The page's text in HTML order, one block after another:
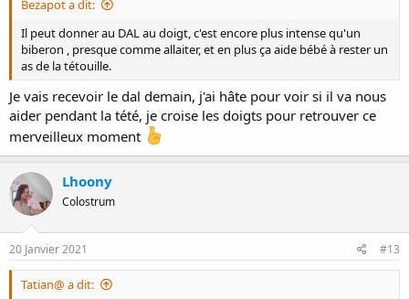
Bezapot a dit:
Il peut donner au DAL au doigt, c'est encore plus intense qu'un
biberon , presque comme allaiter, et en plus ça aide bébé à rester un
as de la tétouille.
Je vais recevoir le dal demain, j'ai hâte pour voir si il va nous
aider pendant la tété, je croise les doigts pour retrouver ce
merveilleux moment
Lhoony
Colostrum
20 Janvier 2021 #13
Tatian@ a dit: